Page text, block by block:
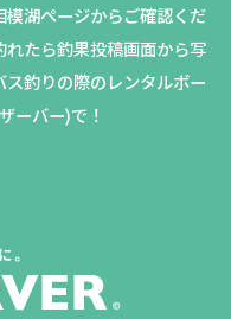
湖ページからご確認くだ
たら釣果投稿画面から写
釣りの際のレンタルボー
ーバー)で！